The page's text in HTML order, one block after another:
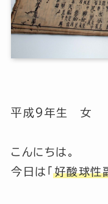
平成9年生 女
こんにちは。
今日は「好酸球性